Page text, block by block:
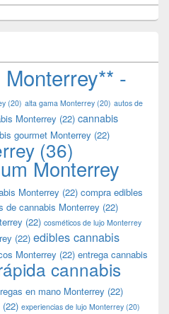
-
(20) alta gama Monterrey (20) autos de
Monterrey (22) cannabis
gourmet Monterrey (22)
(36)
Monterrey
Monterrey (22) compra edibles
de cannabis Monterrey (22)
(22) cosméticos de lujo Monterrey
(22) edibles cannabis
Monterrey (22) entrega cannabis
cannabis
en mano Monterrey (22)
(22) experiencias de lujo Monterrey (20)